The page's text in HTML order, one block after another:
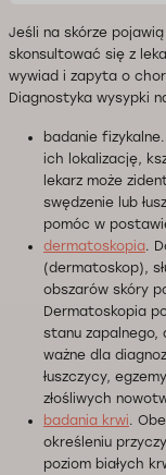
Jeśli na skórze
skonsultować się z
wywiad i zapyta o
Diagnostyka wysypki
badanie
ich lokalizację,
lekarz może
swędzenie lub
pomóc w
dermatoskopia.
(dermatoskop),
obszarów skóry
Dermatoskopia
stanu zapalnego,
ważne dla
łuszczycy,
złośliwych
badania krwi.
określeniu
poziom białych